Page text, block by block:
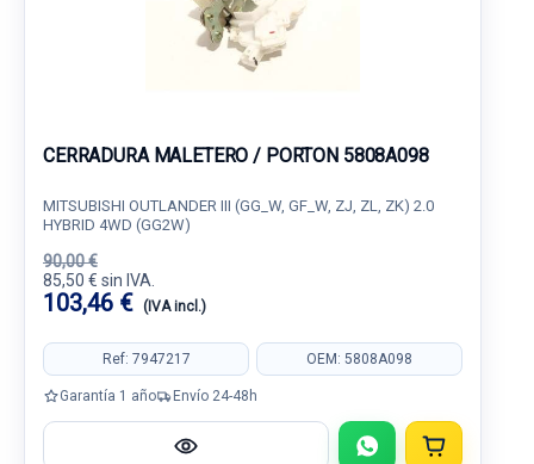
CERRADURA MALETERO / PORTON 5808A098
MITSUBISHI OUTLANDER III (GG_W, GF_W, ZJ, ZL, ZK) 2.0
HYBRID 4WD (GG2W)
90,00 €
85,50 € sin IVA.
103,46 € (IVA incl.)
Ref: 7947217 OEM: 5808A098
Garantía 1 año Envío 24-48h